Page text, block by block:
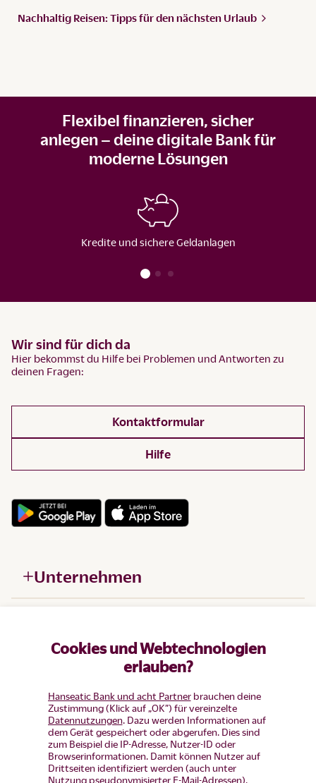
Cookies und Webtechnologien
erlauben?
Hanseatic Bank und acht Partnerbrauchen deine
Zustimmung (Klick auf „OK”) für vereinzelte
Datennutzungen. Dazu werden Informationen auf
dem Gerät gespeichert oder abgerufen. Dies sind
zum Beispiel die IP-Adresse, Nutzer-ID oder
Browserinformationen. Damit können Nutzer auf
Drittseiten identifiziert werden (auch unter
Nutzung pseudonymisierter E-Mail-Adressen).
Nachhaltig Reisen: Tipps für den nächsten Urlaub
Flexibel finanzieren, sicher
anlegen – deine digitale Bank für
moderne Lösungen
Kredite und sichere Geldanlagen
Wir sind für dich da
Hier bekommst du Hilfe bei Problemen und Antworten zu
deinen Fragen:
Kontaktformular
Hilfe
Unternehmen